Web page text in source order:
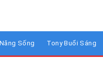
Sống Tony Buổi Sáng